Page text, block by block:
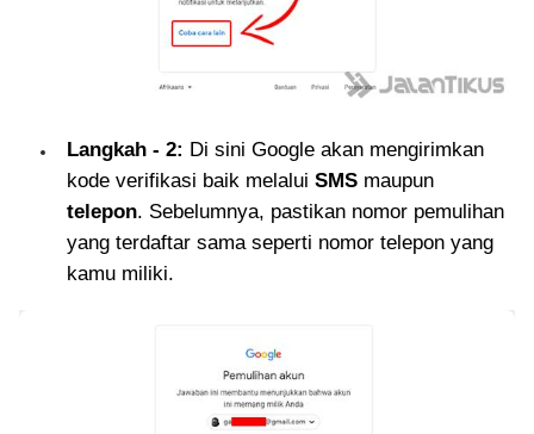
Langkah - 2: Di sini Google akan mengirimkan
kode verifikasi baik melalui SMS maupun
telepon. Sebelumnya, pastikan nomor pemulihan
yang terdaftar sama seperti nomor telepon yang
kamu miliki.